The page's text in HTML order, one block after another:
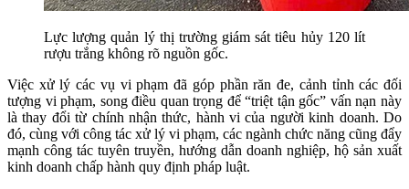
Lực lượng quản lý thị trường giám sát tiêu hủy 120 lít
rượu trắng không rõ nguồn gốc.
Việc xử lý các vụ vi phạm đã góp phần răn đe, cảnh tỉnh các đối
tượng vi phạm, song điều quan trọng để “triệt tận gốc” vấn nạn này
là thay đổi từ chính nhận thức, hành vi của người kinh doanh. Do
đó, cùng với công tác xử lý vi phạm, các ngành chức năng cũng đẩy
mạnh công tác tuyên truyền, hướng dẫn doanh nghiệp, hộ sản xuất
kinh doanh chấp hành quy định pháp luật.